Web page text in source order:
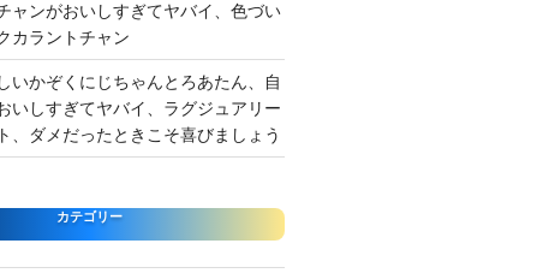
ャンがおいしすぎてヤバイ、色づい
カラントチャン
かぞくにじちゃんとろあたん、自
いしすぎてヤバイ、ラグジュアリー
、ダメだったときこそ喜びましょう
カテゴリー